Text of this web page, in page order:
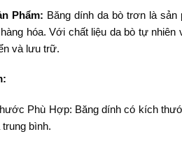
Phẩm: Băng dính da bò trơn là
hàng hóa. Với chất liệu da bò tự
và lưu trữ.
Phù Hợp: Băng dính có kích
trung bình.